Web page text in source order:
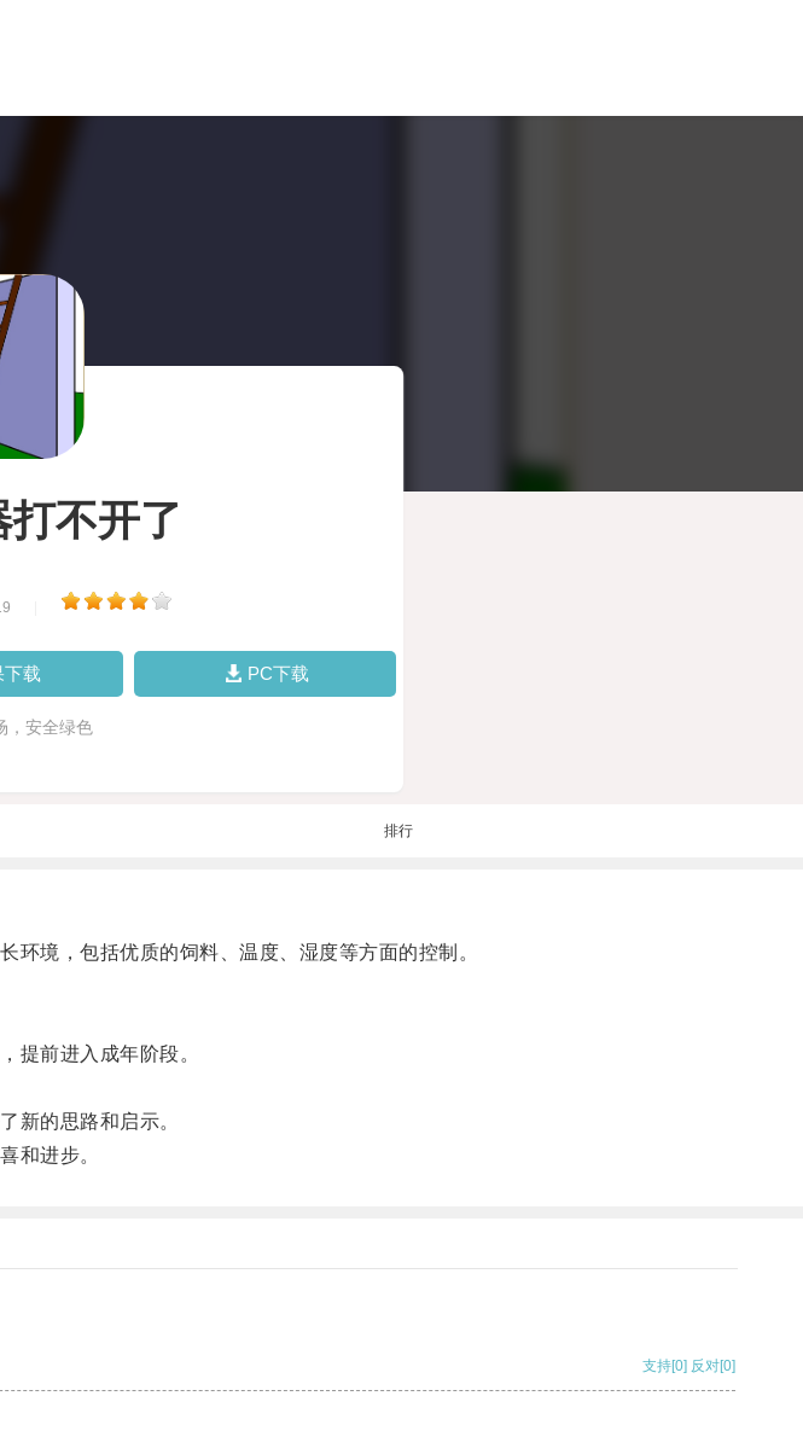
不开了
下载 PC下载
，安全绿色
排行
境，包括优质的饲料、温度、湿度等方面的控制。
前进入成年阶段。
的思路和启示。
和进步。
支持[0] 反对[0]